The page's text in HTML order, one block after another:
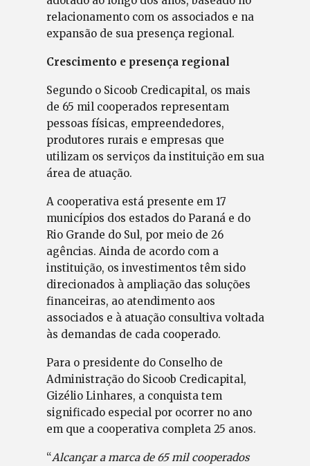
relacionamento com os associados e na
expansão de sua presença regional.
Crescimento e presença regional
Segundo o Sicoob Credicapital, os mais
de 65 mil cooperados representam
pessoas físicas, empreendedores,
produtores rurais e empresas que
utilizam os serviços da instituição em sua
área de atuação.
A cooperativa está presente em 17
municípios dos estados do Paraná e do
Rio Grande do Sul, por meio de 26
agências. Ainda de acordo com a
instituição, os investimentos têm sido
direcionados à ampliação das soluções
financeiras, ao atendimento aos
associados e à atuação consultiva voltada
às demandas de cada cooperado.
Para o presidente do Conselho de
Administração do Sicoob Credicapital,
Gizélio Linhares, a conquista tem
significado especial por ocorrer no ano
em que a cooperativa completa 25 anos.
“Alcançar a marca de 65 mil cooperados